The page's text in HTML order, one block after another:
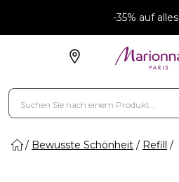
-35% auf alles
Bewusste Schönheit Refill